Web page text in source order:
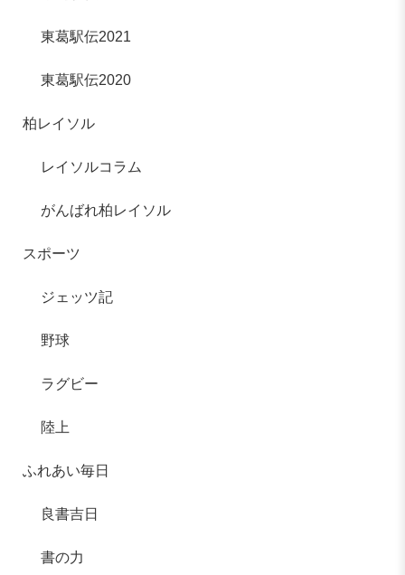
東葛駅伝2021
東葛駅伝2020
柏レイソル
レイソルコラム
がんばれ柏レイソル
スポーツ
ジェッツ記
野球
ラグビー
陸上
ふれあい毎日
良書吉日
書の力